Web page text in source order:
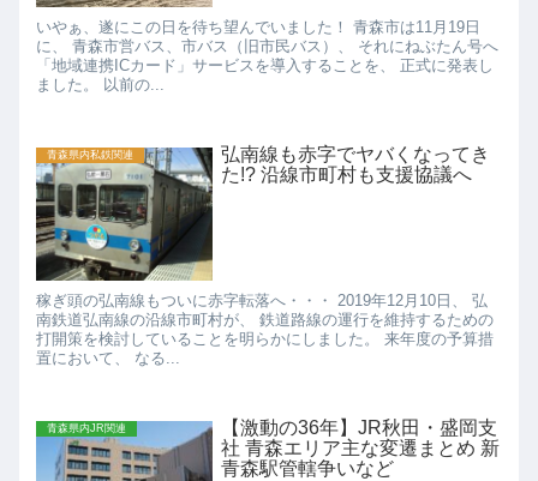
いやぁ、遂にこの日を待ち望んでいました！ 青森市は11月19日
に、 青森市営バス、市バス（旧市民バス）、 それにねぶたん号へ
「地域連携ICカード」サービスを導入することを、 正式に発表し
ました。 以前の...
青森県内私鉄関連
弘南線も赤字でヤバくなってき
た!? 沿線市町村も支援協議へ
稼ぎ頭の弘南線もついに赤字転落へ・・・ 2019年12月10日、 弘
南鉄道弘南線の沿線市町村が、 鉄道路線の運行を維持するための
打開策を検討していることを明らかにしました。 来年度の予算措
置において、 なる...
青森県内JR関連
【激動の36年】JR秋田・盛岡支
社 青森エリア主な変遷まとめ 新
青森駅管轄争いなど